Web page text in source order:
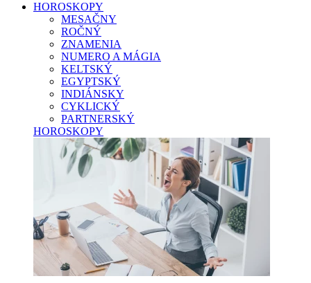
HOROSKOPY
MESAČNY
ROČNÝ
ZNAMENIA
NUMERO A MÁGIA
KELTSKÝ
EGYPTSKÝ
INDIÁNSKY
CYKLICKÝ
PARTNERSKÝ
HOROSKOPY